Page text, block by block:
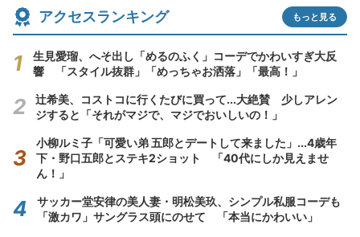
アクセスランキング もっと見る
生見愛瑠、へそ出し「めるのふく」コーデでかわいすぎ大反
響 「スタイル抜群」「めっちゃお洒落」「最高！」
辻希美、コストコに行くたびに買って...大絶賛 少しアレン
ジすると「それがマジで、マジでおいしいの！」
小柳ルミ子「可愛い弟 五郎とデートして来ました」...4歳年
下・野口五郎とステキ2ショット 「40代にしか見えませ
ん！」
サッカー堂安律の美人妻・明松美玖、シンプル私服コーデも
「激カワ」サングラス頭にのせて 「本当にかわいい」